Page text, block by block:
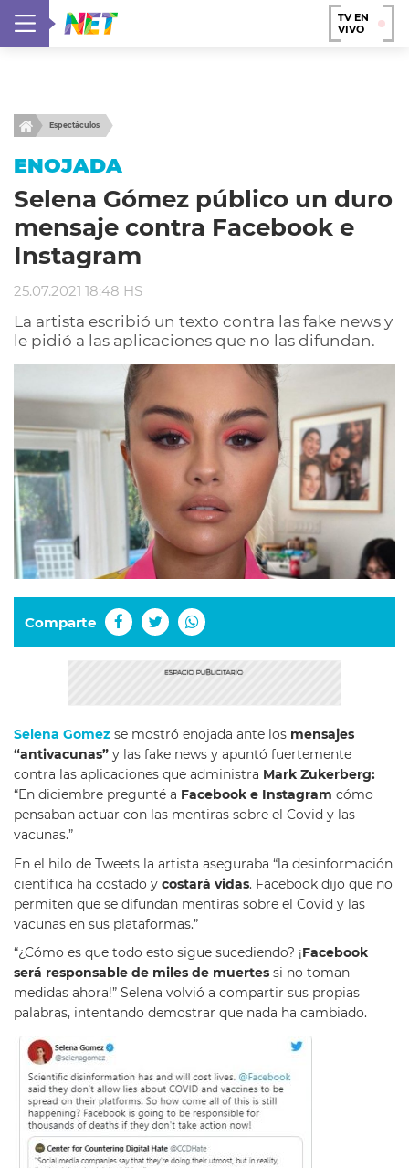
TV EN
VIVO
Espectáculos
ENOJADA
Selena Gómez público un duro
mensaje contra Facebook e
Instagram
25.07.2021 18:48 HS
La artista escribió un texto contra las fake news y
le pidió a las aplicaciones que no las difundan.
Comparte
Selena Gomez se mostró enojada ante los mensajes
“antivacunas” y las fake news y apuntó fuertemente
contra las aplicaciones que administra Mark Zukerberg:
“En diciembre pregunté a Facebook e Instagram cómo
pensaban actuar con las mentiras sobre el Covid y las
vacunas.”
En el hilo de Tweets la artista aseguraba “la desinformación
científica ha costado y costará vidas. Facebook dijo que no
permiten que se difundan mentiras sobre el Covid y las
vacunas en sus plataformas.”
“¿Cómo es que todo esto sigue sucediendo? ¡Facebook
será responsable de miles de muertes si no toman
medidas ahora!” Selena volvió a compartir sus propias
palabras, intentando demostrar que nada ha cambiado.